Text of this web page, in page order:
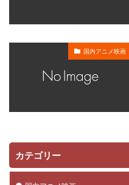
国内アニメ映画
カテゴリー